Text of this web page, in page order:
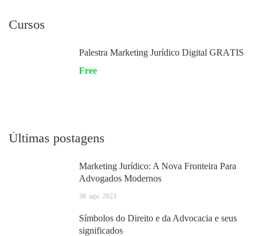
Cursos
Palestra Marketing Jurídico Digital GRÁTIS
Free
Últimas postagens
Marketing Jurídico: A Nova Fronteira Para
Advogados Modernos
30 ago 2023
Símbolos do Direito e da Advocacia e seus
significados